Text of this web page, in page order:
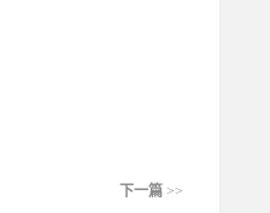
下一篇 >>